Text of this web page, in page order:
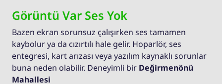
Görüntü Var Ses Yok
Bazen ekran sorunsuz çalışırken ses tamamen
kaybolur ya da cızırtılı hale gelir. Hoparlör, ses
entegresi, kart arızası veya yazılım kaynaklı sorunlar
buna neden olabilir. Deneyimli bir Değirmenönü
Mahallesi